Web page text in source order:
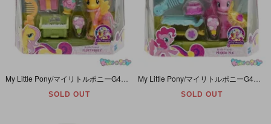
My Little Pony/マイリトルポニーG4・Friendship is Magic・Fluttershy/フラッターシャイ・Bridle Friends・Weddingウェディング・2011年
SOLD OUT SOLD OUT